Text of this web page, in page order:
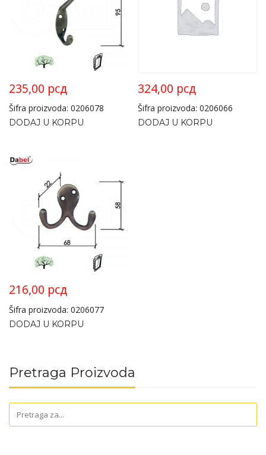
235,00 рсд
Šifra proizvoda: 0206078
DODAJ U KORPU
324,00 рсд
Šifra proizvoda: 0206066
DODAJ U KORPU
216,00 рсд
Šifra proizvoda: 0206077
DODAJ U KORPU
Pretraga Proizvoda